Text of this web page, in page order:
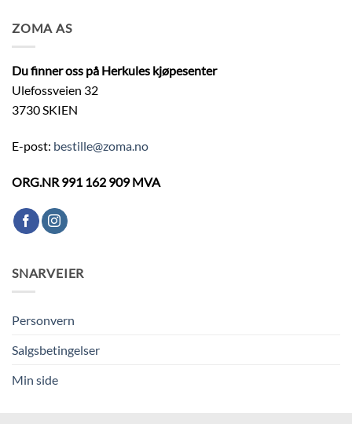
ZOMA AS
Du finner oss på Herkules kjøpesenter
Ulefossveien 32
3730 SKIEN
E-post: bestille@zoma.no
ORG.NR 991 162 909 MVA
SNARVEIER
Personvern
Salgsbetingelser
Min side